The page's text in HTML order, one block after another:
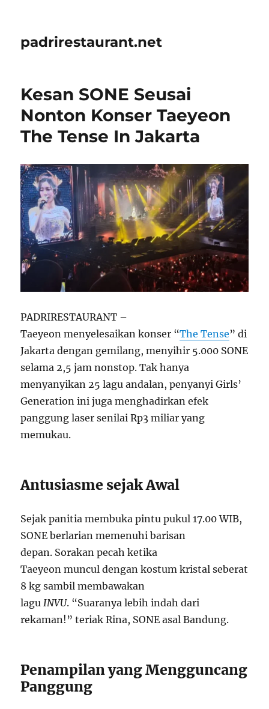
padrirestaurant.net
Kesan SONE Seusai
Nonton Konser Taeyeon
The Tense In Jakarta
PADRIRESTAURANT –
Taeyeon menyelesaikan konser “The Tense” di
Jakarta dengan gemilang, menyihir 5.000 SONE
selama 2,5 jam nonstop. Tak hanya
menyanyikan 25 lagu andalan, penyanyi Girls’
Generation ini juga menghadirkan efek
panggung laser senilai Rp3 miliar yang
memukau.
Antusiasme sejak Awal
Sejak panitia membuka pintu pukul 17.00 WIB,
SONE berlarian memenuhi barisan
depan. Sorakan pecah ketika
Taeyeon muncul dengan kostum kristal seberat
8 kg sambil membawakan
laguINVU. “Suaranya lebih indah dari
rekaman!” teriak Rina, SONE asal Bandung.
Penampilan yang Mengguncang
Panggung